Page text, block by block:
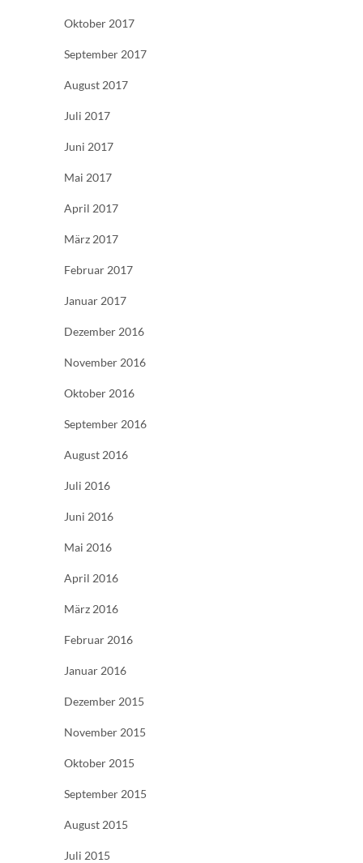
Oktober 2017
September 2017
August 2017
Juli 2017
Juni 2017
Mai 2017
April 2017
März 2017
Februar 2017
Januar 2017
Dezember 2016
November 2016
Oktober 2016
September 2016
August 2016
Juli 2016
Juni 2016
Mai 2016
April 2016
März 2016
Februar 2016
Januar 2016
Dezember 2015
November 2015
Oktober 2015
September 2015
August 2015
Juli 2015